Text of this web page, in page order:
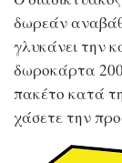
δωρεάν
γλυκάνει την
δωροκάρτα
πακέτο κατά
χάσετε την